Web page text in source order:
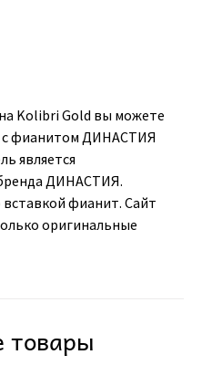
Kolibri Gold вы можете
с фианитом ДИНАСТИЯ
является
ДИНАСТИЯ.
фианит. Сайт
оригинальные
товары